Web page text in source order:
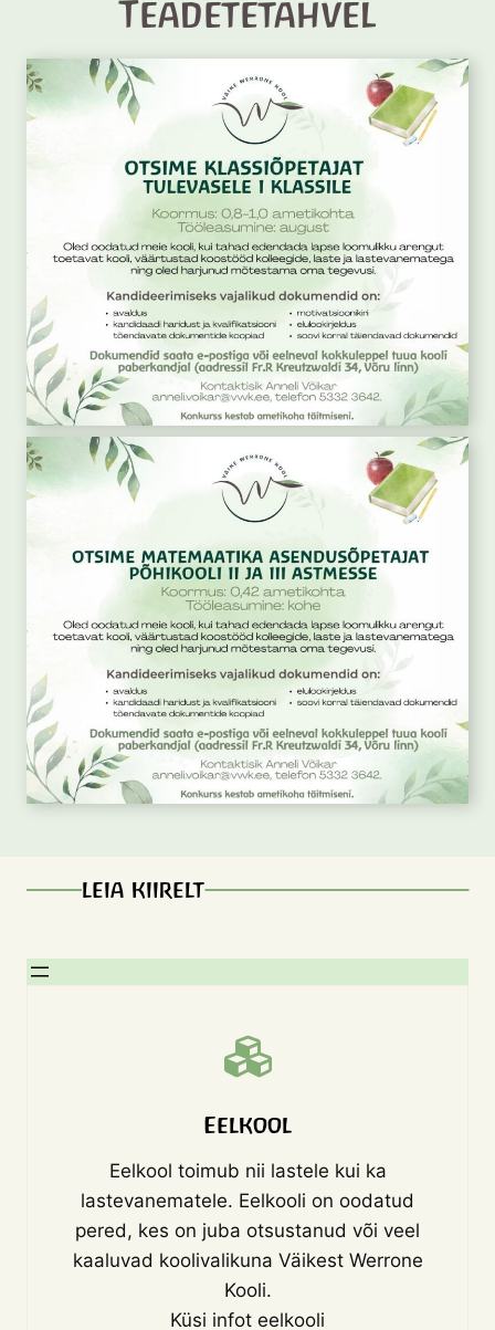
Teadetetahvel
LEIA KIIRELT
Eelkool
Eelkool toimub nii lastele kui ka
lastevanematele. Eelkooli on oodatud
pered, kes on juba otsustanud või veel
kaaluvad koolivalikuna Väikest Werrone
Kooli.
Küsi infot eelkooli